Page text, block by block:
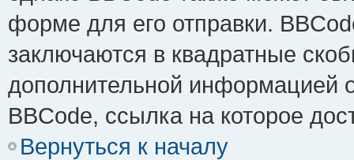
форме для его отправки.
заключаются в квадратные
дополнительной информацией
BBCode, ссылка на которое
Вернуться к началу